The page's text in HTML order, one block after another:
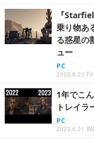
『
乗り物あ
る惑星の
ュー
PC
2023.6.23
1年でこ
トレイ
PC
2023.6.21